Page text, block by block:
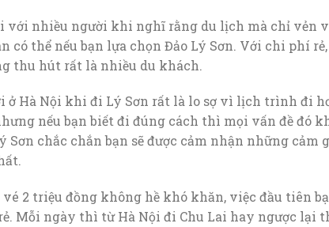
với nhiều người khi nghĩ rằng du lịch mà chỉ vẻn
có thể nếu bạn lựa chọn Đảo Lý Sơn. Với chi phí
thu hút rất là nhiều du khách.
ở Hà Nội khi đi Lý Sơn rất là lo sợ vì lịch trình đi
nếu bạn biết đi đúng cách thì mọi vấn đề đó
Sơn chắc chắn bạn sẽ được cảm nhận những cảm
2 triệu đồng không hề khó khăn, việc đầu tiên
Mỗi ngày thì từ Hà Nội đi Chu Lai hay ngược lại